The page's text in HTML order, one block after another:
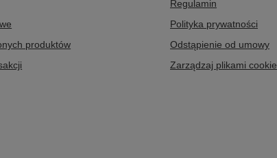
produktów
Regulamin
Polityka prywatności
Odstąpienie od umowy
Zarządzaj plikami cookie